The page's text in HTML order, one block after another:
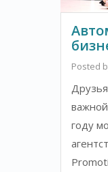
Posted
году